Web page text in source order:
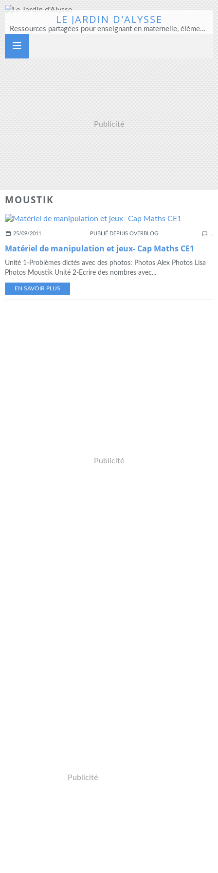
LE JARDIN D'ALYSSE
Ressources partagées pour enseignant en maternelle, élémentaire et direction d'école
Publicité
MOUSTIK
25/09/2011 PUBLIÉ DEPUIS OVERBLOG
Matériel de manipulation et jeux- Cap Maths CE1
Unité 1-Problèmes dictés avec des photos: Photos Alex Photos Lisa
Photos Moustik Unité 2-Ecrire des nombres avec...
EN SAVOIR PLUS
Publicité
Publicité